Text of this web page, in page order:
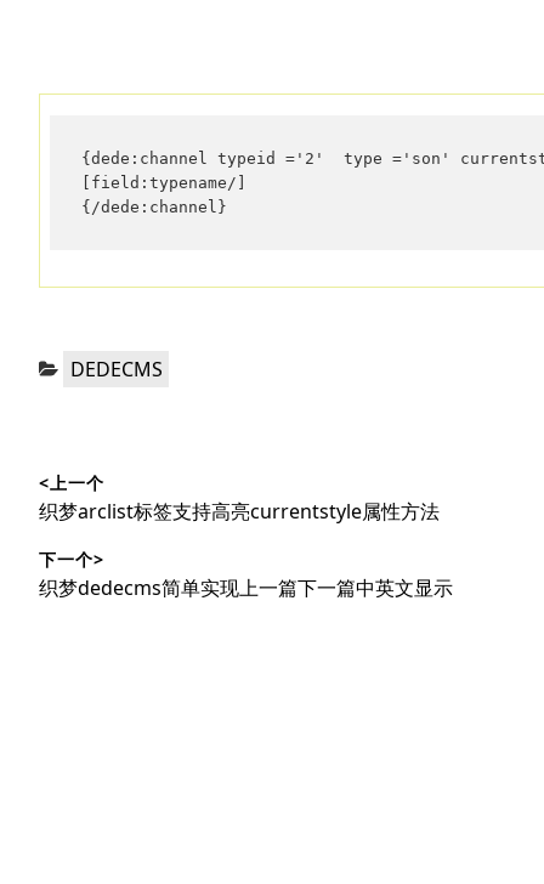
{dede:channel typeid ='2'  type ='son'
[field:typename/]
{/dede:channel}
分
DEDECMS
章
导
航
<上一个
上
文
章：
织梦arclist标签支持高亮currentstyle属性方法
下一个>
下
织梦dedecms简单实现上一篇下一篇中英文显示